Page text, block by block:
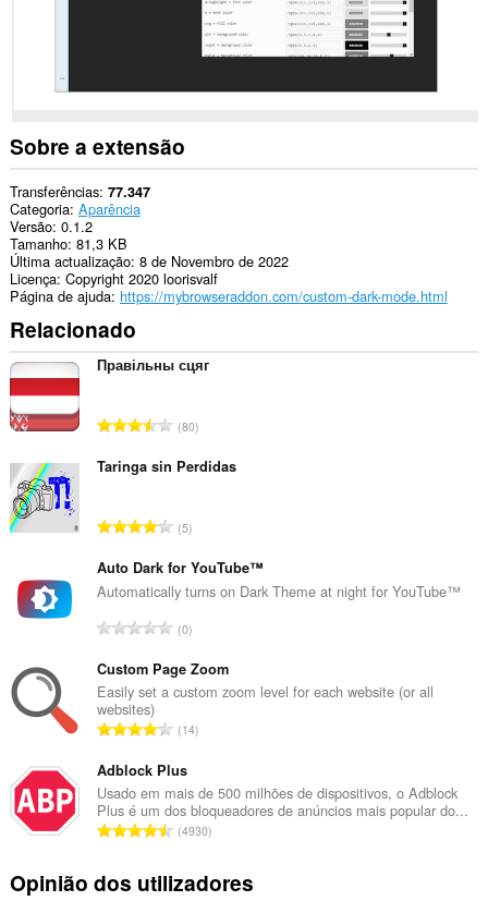
Sobre a extensão
Transferências 77.347
Categoria Aparência
Versão 0.1.2
Tamanho 81,3 KB
Última actualização 8 de Novembro de 2022
Licença Copyright 2020 loorisvalf
Página de ajuda https://mybrowseraddon.com/custom-dark-mode.html
Relacionado
Правільны сцяг
N
m
o
o
t
a
d
e
v
l
i
a
ç
e
80
Taringa sin Perdidas
N
m
e
o
o
t
a
d
e
a
v
l
i
5
Auto Dark for YouTube™
Automatically turns on Dark Theme at night for YouTube™
N
m
e
o
o
t
a
e
0
Custom Page Zoom
Easily set a custom zoom level for each website (or all
websites)
N
m
e
r
o
o
14
Adblock Plus
Usado em mais de 500 milhões de dispositivos, o Adblock
Plus é um dos bloqueadores de anúncios mais popular do...
N
m
e
4930
Opinião dos utilizadores